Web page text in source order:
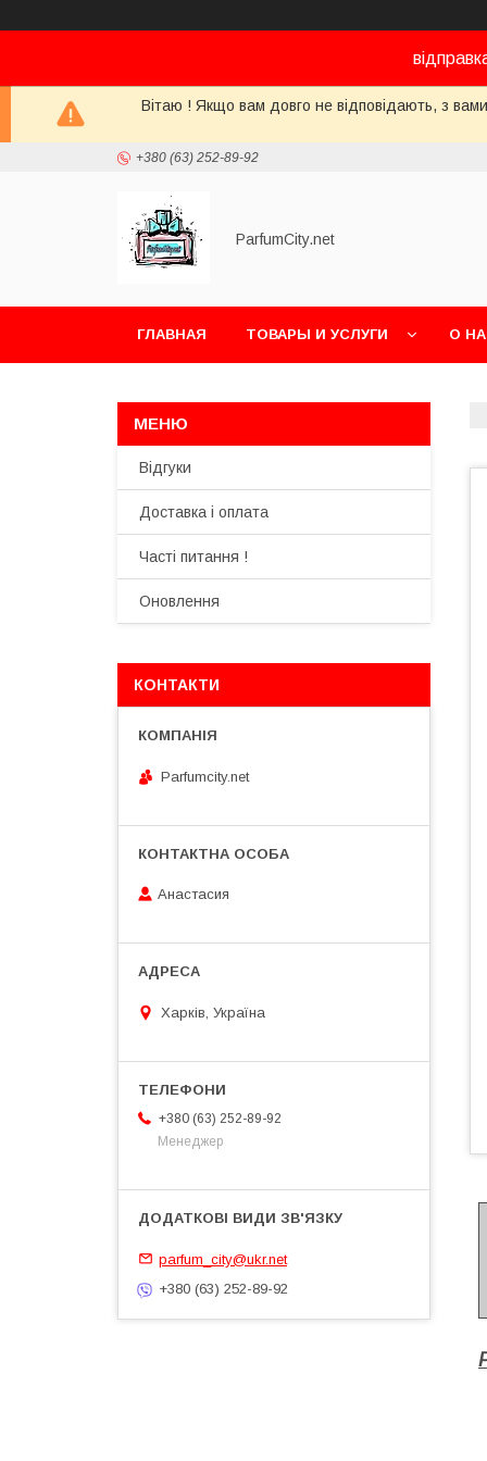
Вітаю ! Якщо вам довго не відповідають, з
+380 (63) 252-89-92
ParfumCity.net
ГЛАВНАЯ ТОВАРЫ И УСЛУГИ О
Відгуки
Доставка і оплата
Часті питання !
Оновлення
КОНТАКТИ
Parfumcity.net
Анастасия
Харків, Україна
+380 (63) 252-89-92
Менеджер
parfum_city@ukr.net
+380 (63) 252-89-92